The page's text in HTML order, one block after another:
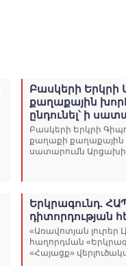
Բասկերի Երկրի
քաղաքային
ընդունել՝ ի
Բասկերի Երկրի
քաղաքի քաղաքային
սատարումն Արցախի։
Երկրագունդ.
դիտորդության
«Առավոտյան լուրեր
հաղորդման
«Հայացք»